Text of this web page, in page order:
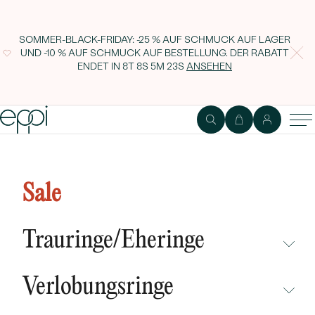
SOMMER-BLACK-FRIDAY: -25 % AUF SCHMUCK AUF LAGER
UND -10 % AUF SCHMUCK AUF BESTELLUNG. DER RABATT
ENDET IN 8T 8S 5M 22SANSEHEN
Sale
Trauringe/Eheringe
NEUHEITEN
Verlobungsringe
Buchstaben Ihrer Wahl und Lab
Grown Diamanten Lupe